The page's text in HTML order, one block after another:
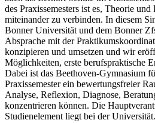
des Praxissemesters ist es, Theorie
miteinander zu verbinden. In diesem
Bonner Universität und dem Bonner
Absprache mit der
konzipieren und umsetzen und wir
Möglichkeiten, erste berufspraktische
Dabei ist das Beethoven-Gymnasium
Praxissemester ein bewertungsfreier
Analyse, Reflexion, Diagnose,
konzentrieren können. Die
Studienelement liegt bei der